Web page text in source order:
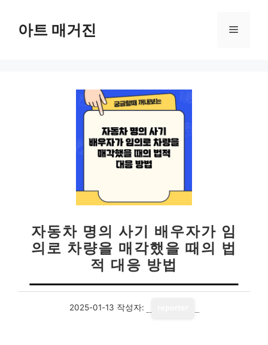
아트 매거진 메
자동차 명의 사기 배우자가 임
의로 차량을 매각했을 때의 법
적 대응 방법
2025-01-13 작성자: